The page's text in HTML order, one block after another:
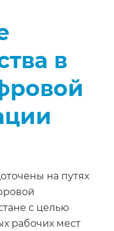
в
на путях
с целью
рабочих мест